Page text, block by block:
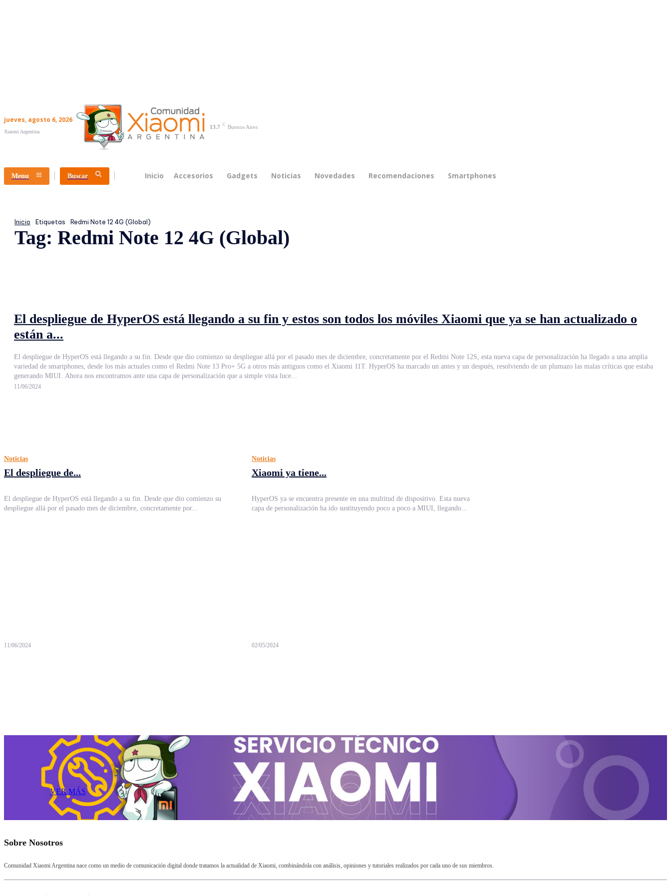
jueves, agosto 6, 2026
Xiaomi Argentina
13.7 C Buenos Aires
Menu Buscar Inicio Accesorios Gadgets Noticias Novedades Recomendaciones Smartphones
Inicio Etiquetas Redmi Note 12 4G (Global)
Tag: Redmi Note 12 4G (Global)
El despliegue de HyperOS está llegando a su fin y estos son todos los móviles Xiaomi que ya se han actualizado o
están a...
El despliegue de HyperOS está llegando a su fin. Desde que dio comienzo su despliegue allá por el pasado mes de diciembre, concretamente por el Redmi Note 12S, esta nueva capa de personalización ha llegado a una amplia
variedad de smartphones, desde los más actuales como el Redmi Note 13 Pro+ 5G a otros más antiguos como el Xiaomi 11T. HyperOS ha marcado un antes y un después, resolviendo de un plumazo las malas críticas que estaba
generando MIUI. Ahora nos encontramos ante una capa de personalización que a simple vista luce...
11/06/2024
Noticias
El despliegue de...
El despliegue de HyperOS está llegando a su fin. Desde que dio comienzo su
despliegue allá por el pasado mes de diciembre, concretamente por...
11/06/2024
Noticias
Xiaomi ya tiene...
HyperOS ya se encuentra presente en una multitud de dispositivo. Esta nueva
capa de personalización ha ido sustituyendo poco a poco a MIUI, llegando...
02/05/2024
VER MÁS
Sobre Nosotros
Comunidad Xiaomi Argentina nace como un medio de comunicación digital donde tratamos la actualidad de Xiaomi, combinándola con análisis, opiniones y tutoriales realizados por cada uno de sus miembros.